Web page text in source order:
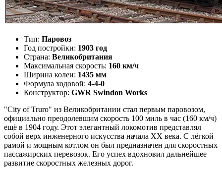
Тип: Паровоз
Год постройки: 1903 год
Страна: Великобритания
Максимальная скорость: 160 км/ч
Ширина колеи: 1435 мм
Формула ходовой: 4-4-0
Конструктор: GWR Swindon Works
"City of Truro" из Великобритании стал первым паровозом,
официально преодолевшим скорость 100 миль в час (160 км/ч)
ещё в 1904 году. Этот элегантный локомотив представлял
собой верх инженерного искусства начала XX века. С лёгкой
рамой и мощным котлом он был предназначен для скоростных
пассажирских перевозок. Его успех вдохновил дальнейшее
развитие скоростных железных дорог.